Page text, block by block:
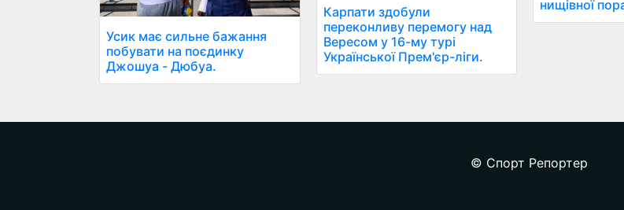
Усик має сильне бажання
побувати на поєдинку
Джошуа - Дюбуа.
Карпати здобули
переконливу перемогу над
Вересом у 16-му турі
Української Прем'єр-ліги.
нищівної
© Спорт Репортер